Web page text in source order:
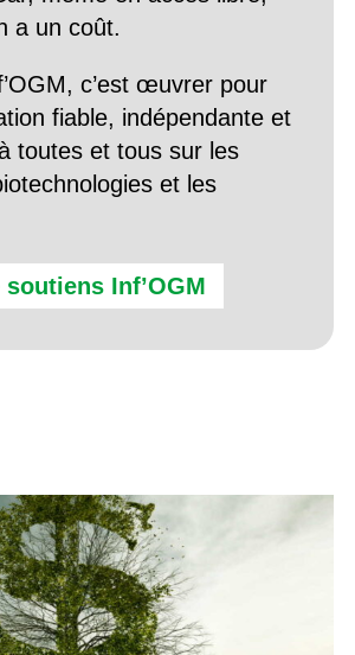
a un coût.
c’est œuvrer pour
fiable, indépendante et
toutes et tous sur les
et les
soutiens Inf’OGM